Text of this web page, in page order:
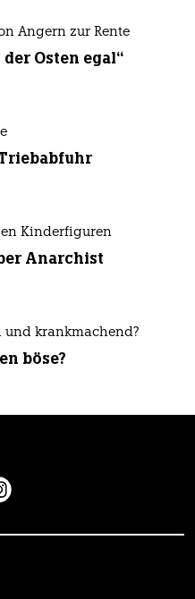
Angern zur Rente
Osten egal“
Kinderfiguren
Anarchist
und krankmachend?
böse?